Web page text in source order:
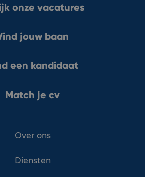
onze vacatures
jouw baan
een kandidaat
Match je cv
Over ons
Diensten